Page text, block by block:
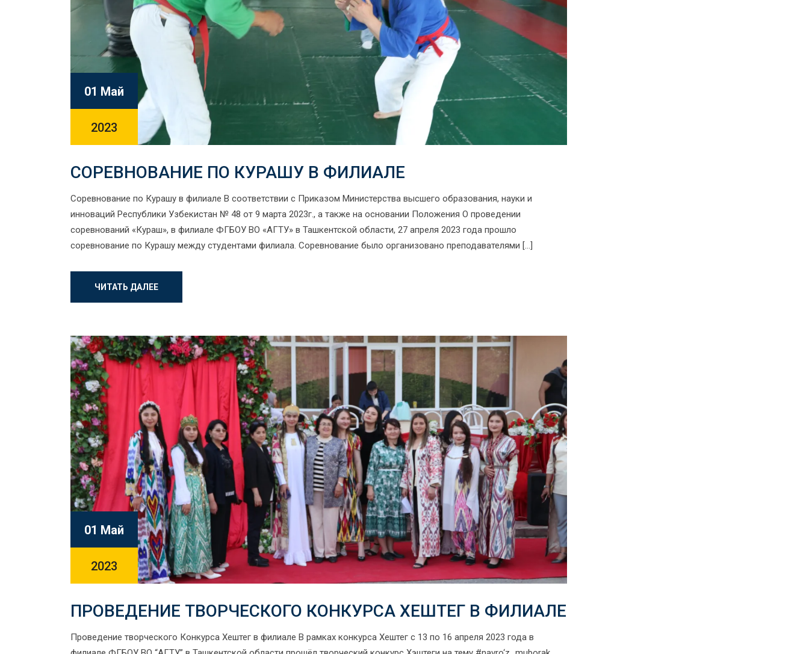
01 Май
2023
СОРЕВНОВАНИЕ ПО КУРАШУ В ФИЛИАЛЕ
Cоревнование по Курашу в филиале В соответствии с Приказом Министерства высшего образования, науки и
инноваций Республики Узбекистан № 48 от 9 марта 2023г., а также на основании Положения О проведении
соревнований «Кураш», в филиале ФГБОУ ВО «АГТУ» в Ташкентской области, 27 апреля 2023 года прошло
соревнование по Курашу между студентами филиала. Соревнование было организовано преподавателями […]
ЧИТАТЬ ДАЛЕЕ
01 Май
2023
ПРОВЕДЕНИЕ ТВОРЧЕСКОГО КОНКУРСА ХЕШТЕГ В ФИЛИАЛЕ
Проведение творческого Конкурса Хештег в филиале В рамках конкурса Хештег с 13 по 16 апреля 2023 года в